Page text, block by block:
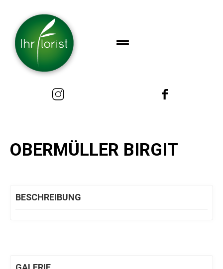
OBERMÜLLER BIRGIT
BESCHREIBUNG